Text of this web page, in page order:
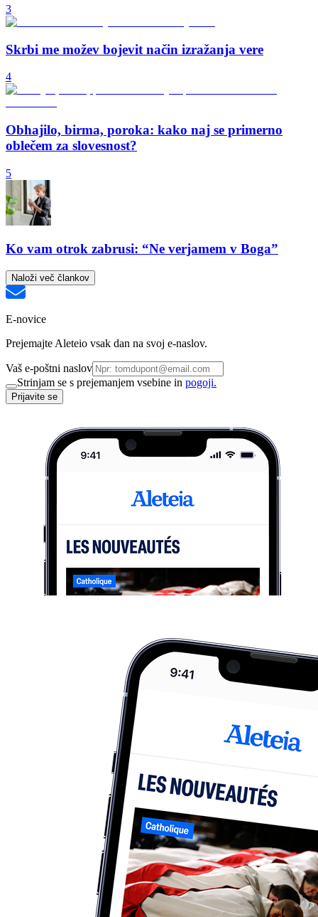
3
Skrbi me možev bojevit način izražanja vere
4
Obhajilo, birma, poroka: kako naj se primerno
oblečem za slovesnost?
5
Ko vam otrok zabrusi: “Ne verjamem v Boga”
Naloži več člankov
E-novice
Prejemajte Aleteio vsak dan na svoj e-naslov.
Vaš e-poštni naslov
Strinjam se s prejemanjem vsebine in pogoji.
Prijavite se